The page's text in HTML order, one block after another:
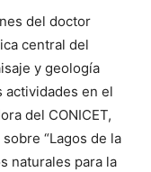
del doctor
central del
y geología
actividades en el
del CONICET,
“Lagos de la
naturales para la